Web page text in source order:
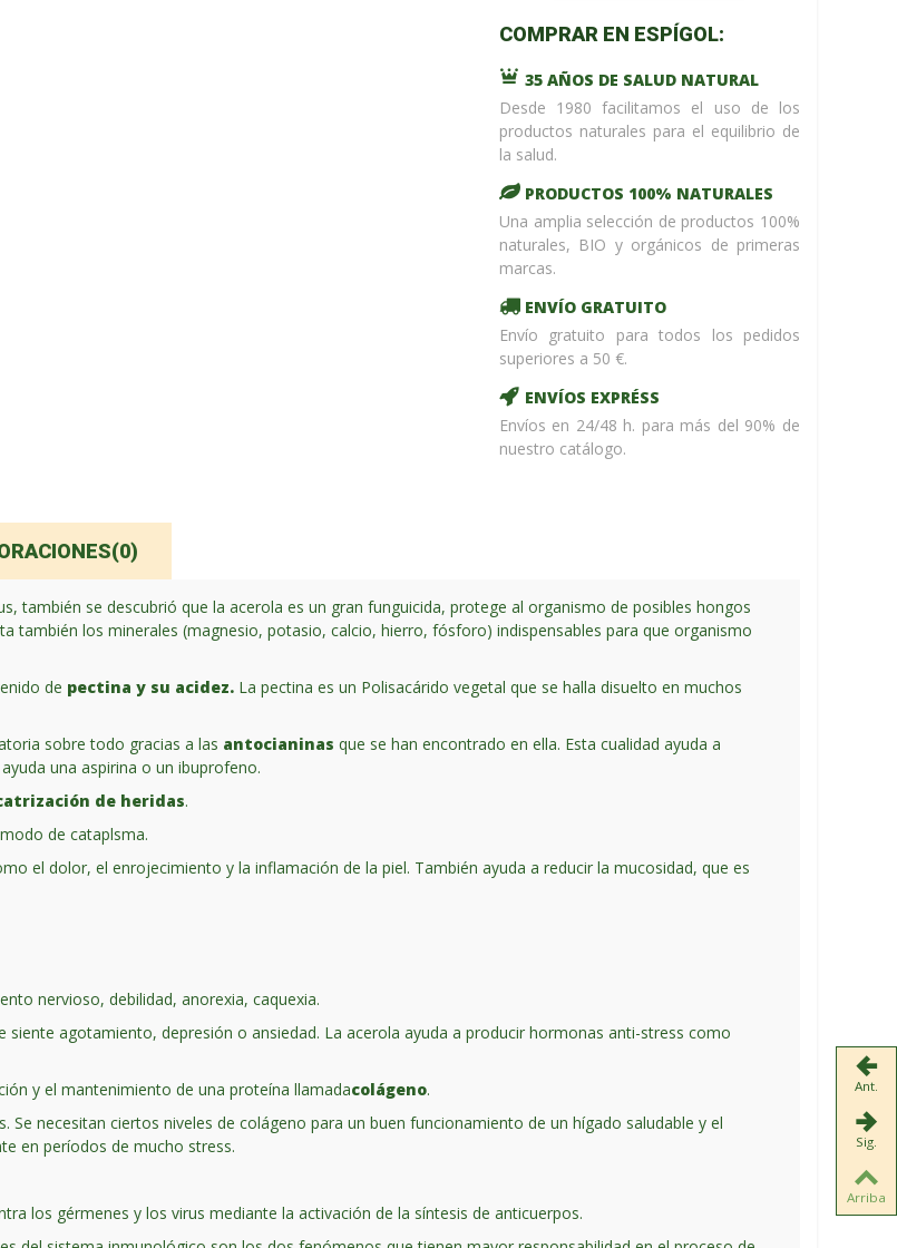
/home/upntonvr/
codeon
line 59
¡ %Dto !
COMPRAR EN ESPÍGOL:
35 AÑOS DE SALUD NATURAL
Desde 1980 facilitamos el uso de los
productos naturales para el equilibrio de
la salud.
PRODUCTOS 100% NATURALES
Una amplia selección de productos 100%
naturales, BIO y orgánicos de primeras
marcas.
ENVÍO GRATUITO
Envío gratuito para todos los pedidos
superiores a 50 €.
ENVÍOS EXPRÉSS
Envíos en 24/48 h. para más del 90% de
nuestro catálogo.
también se descubrió que la acerola es un gran funguicida, protege al organismo de posibles hongos
también los minerales (magnesio, potasio, calcio, hierro, fósforo) indispensables para que organismo
de pectina y su acidez. La pectina es un Polisacárido vegetal que se halla disuelto en muchos
sobre todo gracias a las antocianinas que se han encontrado en ella. Esta cualidad ayuda a
una aspirina o un ibuprofeno.
de heridas.
de cataplsma.
el dolor, el enrojecimiento y la inflamación de la piel. También ayuda a reducir la mucosidad, que es
nervioso, debilidad, anorexia, caquexia.
agotamiento, depresión o ansiedad. La acerola ayuda a producir hormonas anti-stress como
y el mantenimiento de una proteína llamadacolágeno.
necesitan ciertos niveles de colágeno para un buen funcionamiento de un hígado saludable y el
en períodos de mucho stress.
los gérmenes y los virus mediante la activación de la síntesis de anticuerpos.
Ant.
Sig.
Arriba